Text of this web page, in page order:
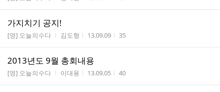
가지치기 공지!
게시판명
[영] 오늘의수다 작성자
김도형 작성시간
13.09.09 조회수
35
2013년도 9월 총회내용
게시판명
[영] 오늘의수다 작성자
이대용 작성시간
13.09.05 조회수
40